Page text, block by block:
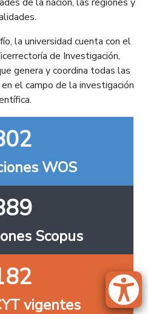
la universidad cuenta con el
de Investigación,
genera y coordina todas las
el campo de la investigación
WOS
Scopus
vigentes